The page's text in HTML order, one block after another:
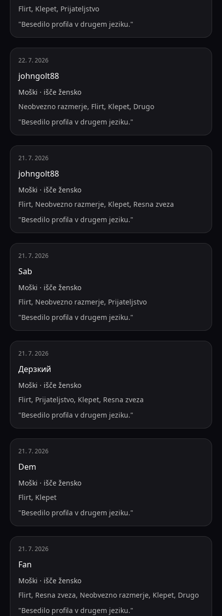
Flirt, Klepet, Prijateljstvo
"Besedilo profila v drugem jeziku."
22. 7. 2026
johngolt88
Moški · išče žensko
Neobvezno razmerje, Flirt, Klepet, Drugo
"Besedilo profila v drugem jeziku."
21. 7. 2026
johngolt88
Moški · išče žensko
Flirt, Neobvezno razmerje, Klepet, Resna zveza
"Besedilo profila v drugem jeziku."
21. 7. 2026
Sab
Moški · išče žensko
Flirt, Neobvezno razmerje, Prijateljstvo
"Besedilo profila v drugem jeziku."
21. 7. 2026
Дерзкий
Moški · išče žensko
Flirt, Prijateljstvo, Klepet, Resna zveza
"Besedilo profila v drugem jeziku."
21. 7. 2026
Dem
Moški · išče žensko
Flirt, Klepet
"Besedilo profila v drugem jeziku."
21. 7. 2026
Fan
Moški · išče žensko
Flirt, Resna zveza, Neobvezno razmerje, Klepet, Drugo
"Besedilo profila v drugem jeziku."